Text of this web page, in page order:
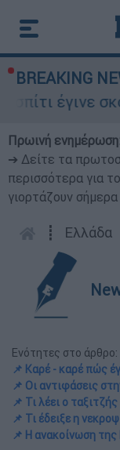
BREAKING
σκόνη»:
Πρωινή
➔ Δείτε τα
περισσότερα για
γιορτάζουν σήμερα
┋ Ελλάδα
Ενότητες στο άρθρο:
📌 Καρέ - καρέ πώς
📌 Οι αντιφάσεις
📌 Τι λέει ο
📌 Τι έδειξε η
📌 Η ανακοίνωση